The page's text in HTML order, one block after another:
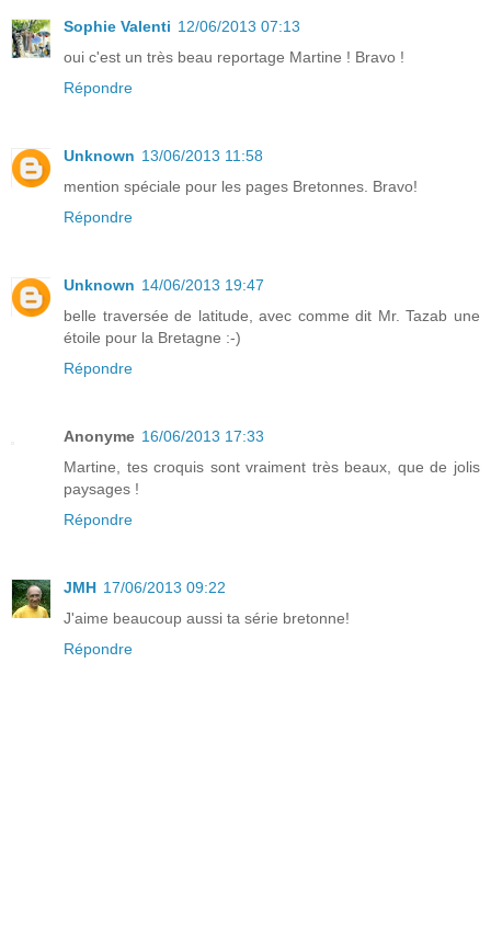
Sophie Valenti 12/06/2013 07:13
oui c'est un très beau reportage Martine ! Bravo !
Répondre
Unknown 13/06/2013 11:58
mention spéciale pour les pages Bretonnes. Bravo!
Répondre
Unknown 14/06/2013 19:47
belle traversée de latitude, avec comme dit Mr. Tazab une
étoile pour la Bretagne :-)
Répondre
Anonyme 16/06/2013 17:33
Martine, tes croquis sont vraiment très beaux, que de jolis
paysages !
Répondre
JMH 17/06/2013 09:22
J'aime beaucoup aussi ta série bretonne!
Répondre